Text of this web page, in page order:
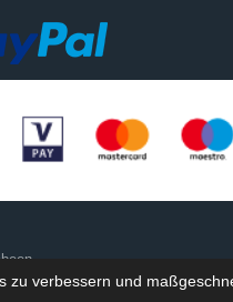
verbessern und